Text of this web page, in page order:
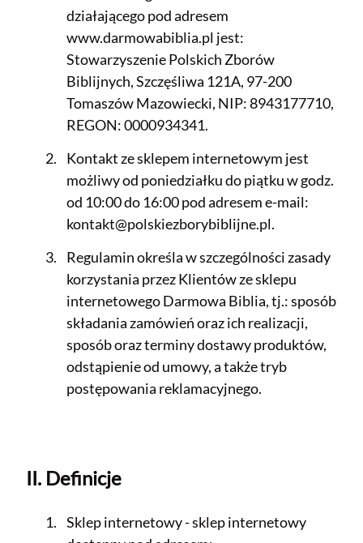
działającego pod adresem
www.darmowabiblia.pl jest:
Stowarzyszenie Polskich Zborów
Biblijnych, Szczęśliwa 121A, 97-200
Tomaszów Mazowiecki, NIP: 8943177710,
REGON: 0000934341.
Kontakt ze sklepem internetowym jest
możliwy od poniedziałku do piątku w godz.
od 10:00 do 16:00 pod adresem e-mail:
kontakt@polskiezborybiblijne.pl.
Regulamin określa w szczególności zasady
korzystania przez Klientów ze sklepu
internetowego Darmowa Biblia, tj.: sposób
składania zamówień oraz ich realizacji,
sposób oraz terminy dostawy produktów,
odstąpienie od umowy, a także tryb
postępowania reklamacyjnego.
II. Definicje
Sklep internetowy - sklep internetowy